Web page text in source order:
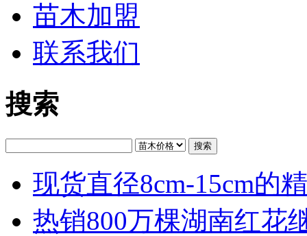
苗木加盟
联系我们
搜索
搜索
现货直径8cm-15cm的
热销800万棵湖南红花